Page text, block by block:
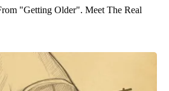
"Getting Older". Meet The Real